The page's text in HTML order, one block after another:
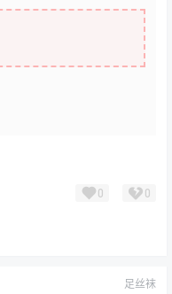
0 0
足丝袜